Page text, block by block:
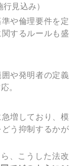
見込み）
や倫理要件を定
するルールも盛
や発明者の定義
。
増しており、模
う抑制するかが
、こうした法改